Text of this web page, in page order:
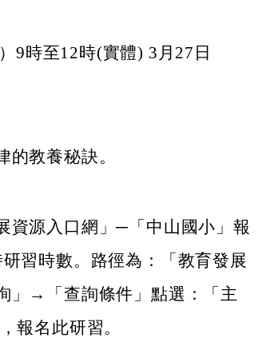
9時至12時(實體) 3月27日
教養秘訣。
資源入口網」─「中山國小」報
習時數。路徑為：「教育發展
」→「查詢條件」點選：「主
報名此研習。